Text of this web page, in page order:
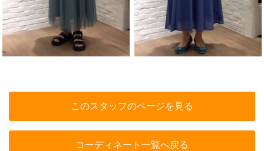
このスタッフのページを見る
コーディネート一覧へ戻る